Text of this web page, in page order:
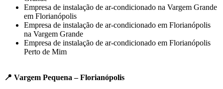
Empresa de instalação de ar-condicionado na Vargem Grande
em Florianópolis
Empresa de instalação de ar-condicionado em Florianópolis
na Vargem Grande
Empresa de instalação de ar-condicionado em Florianópolis
Perto de Mim
📍 Vargem Pequena – Florianópolis